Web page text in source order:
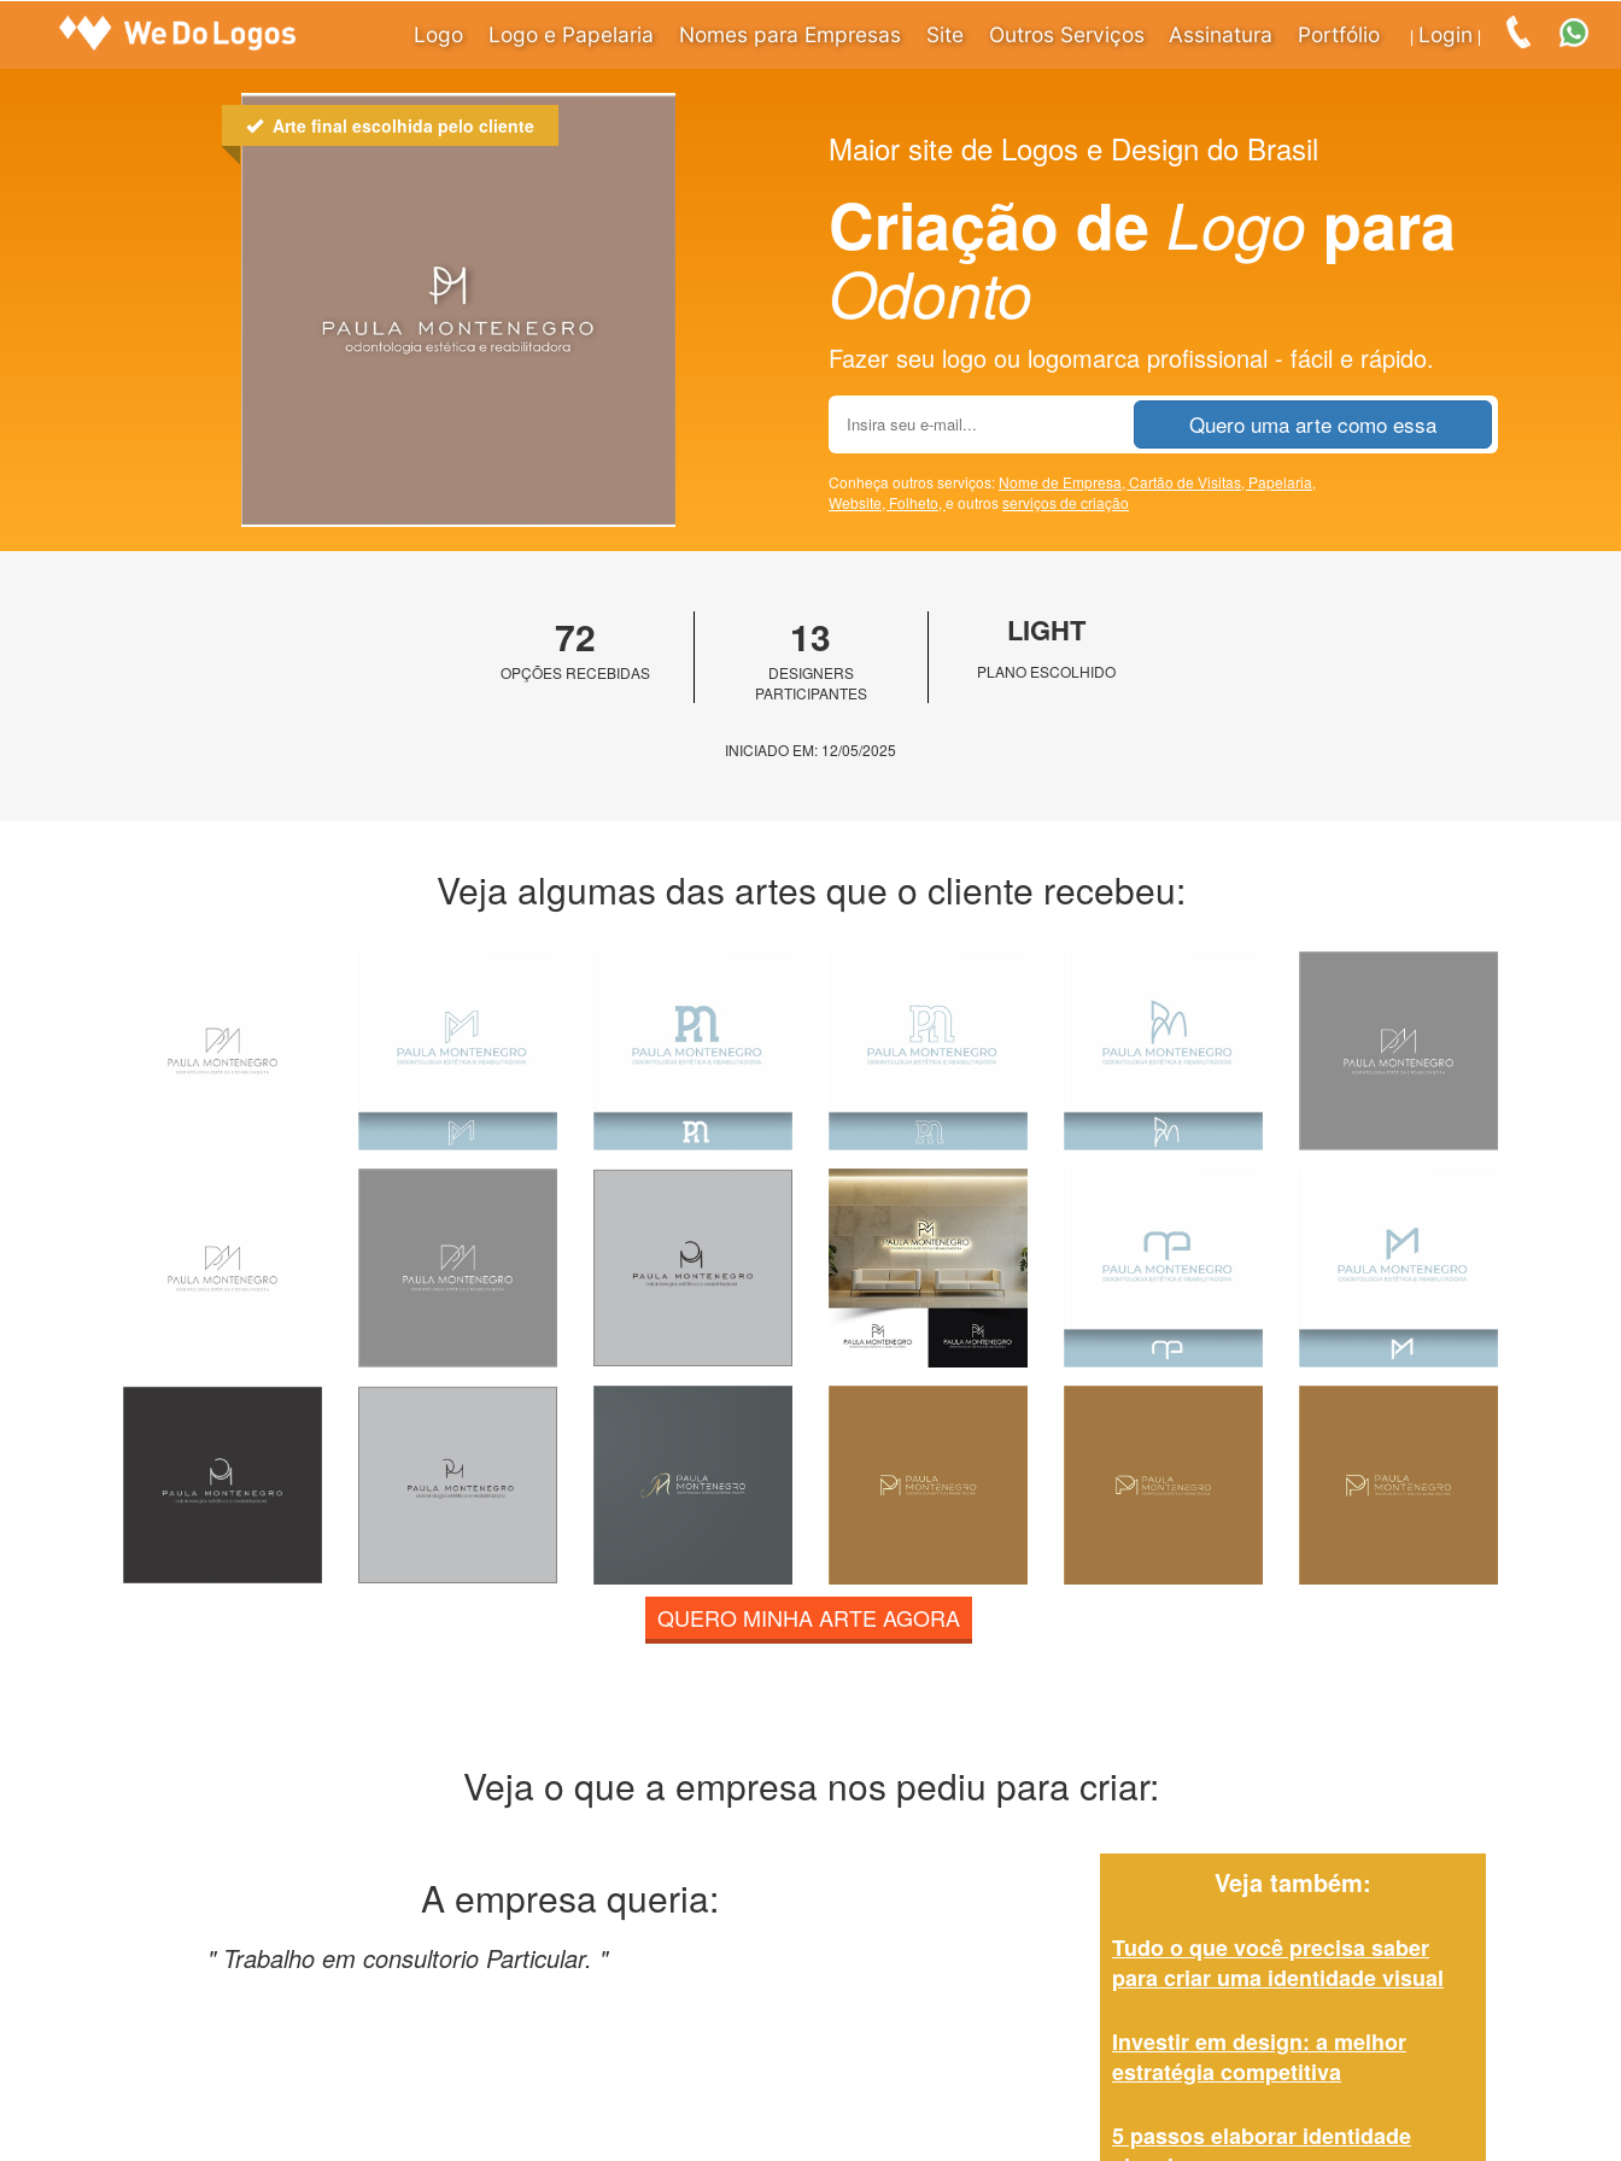
Logo Logo e Papelaria Nomes para Empresas Site Outros Serviços Assinatura Portfólio Login
Arte final escolhida pelo cliente
Maior site de Logos e Design do Brasil
Criação de Logo para
Odonto
Fazer seu logo ou logomarca profissional - fácil e rápido.
Quero uma arte como essa
Conheça outros serviços: Nome de Empresa, Cartão de Visitas, Papelaria,
Website, Folheto, e outrosserviços de criação
72
OPÇÕES RECEBIDAS
13
DESIGNERS
PARTICIPANTES
LIGHT
PLANO ESCOLHIDO
INICIADO EM: 12/05/2025
Veja algumas das artes que o cliente recebeu:
QUERO MINHA ARTE AGORA
Veja o que a empresa nos pediu para criar:
A empresa queria:
" Trabalho em consultorio Particular. "
Veja também:
Tudo o que você precisa saber
para criar uma identidade visual
Investir em design: a melhor
estratégia competitiva
5 passos elaborar identidade